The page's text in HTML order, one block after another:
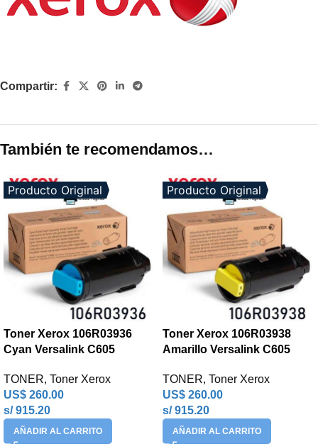
Compartir:
También te recomendamos…
Producto Original
Toner Xerox 106R03936
Cyan Versalink C605
TONER, Toner Xerox
US$ 260.00
s/ 915.20
AÑADIR AL CARRITO
Producto Original
Toner Xerox 106R03938
Amarillo Versalink C605
TONER, Toner Xerox
US$ 260.00
s/ 915.20
AÑADIR AL CARRITO